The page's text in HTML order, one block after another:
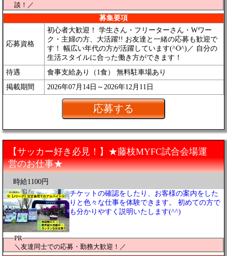
談！／
募集要項
応募資格
初心者大歓迎！ 学生さん・フリーターさん・Wワー
ク・主婦の方、大活躍!! お友達と一緒の応募も歓迎で
す！ 幅広い年代の方が活躍しています(^O^)／ 自分の
生活スタイルに合った働き方ができます！
待遇
食事支給あり（1食） 無料駐車場あり
掲載期間
2026年07月14日～2026年12月11日
【サッカー好き必見！】★藤枝MYFC試合会場運
営のお仕事★
時給1100円
チケットの確認をしたり、お客様の案内をした
りと色々な仕事を体験できます。 初めての方で
も分かりやすく説明いたします(^^)
PR
＼友達同士での応募・勤務大歓迎！／